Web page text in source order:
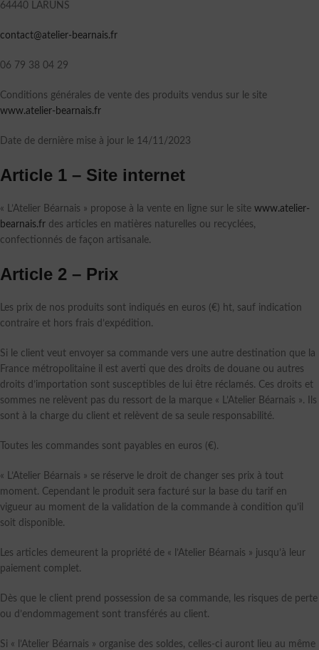
64440 LARUNS
contact@atelier-bearnais.fr
06 79 38 04 29
Conditions générales de vente des produits vendus sur le site
www.atelier-bearnais.fr
Date de dernière mise à jour le 14/11/2023
Article 1 – Site internet
« L’Atelier Béarnais » propose à la vente en ligne sur le site www.atelier-
bearnais.fr des articles en matières naturelles ou recyclées,
confectionnés de façon artisanale.
Article 2 – Prix
Les prix de nos produits sont indiqués en euros (€) ht, sauf indication
contraire et hors frais d’expédition.
Si le client veut envoyer sa commande vers une autre destination que la
France métropolitaine il est averti que des droits de douane ou autres
droits d’importation sont susceptibles de lui être réclamés. Ces droits et
sommes ne relèvent pas du ressort de la marque « L’Atelier Béarnais ». Ils
sont à la charge du client et relèvent de sa seule responsabilité.
Toutes les commandes sont payables en euros (€).
« L’Atelier Béarnais » se réserve le droit de changer ses prix à tout
moment. Cependant le produit sera facturé sur la base du tarif en
vigueur au moment de la validation de la commande à condition qu’il
soit disponible.
Les articles demeurent la propriété de « l’Atelier Béarnais » jusqu’à leur
paiement complet.
Dès que le client prend possession de sa commande, les risques de perte
ou d’endommagement sont transférés au client.
Si « l’Atelier Béarnais » organise des soldes, celles-ci auront lieu au même